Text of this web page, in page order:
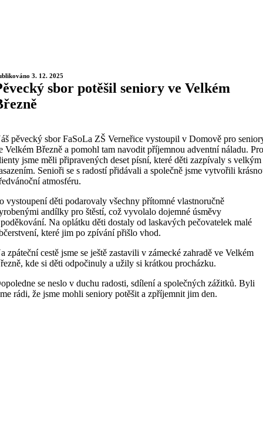
3. 12. 2025
sbor potěšil seniory ve Velkém
pěvecký sbor FaSoLa ZŠ Verneřice vystoupil v Domově pro
Velkém Březně a pomohl tam navodit příjemnou adventní náladu.
jsme měli připravených deset písní, které děti zazpívaly s velkým
Senioři se s radostí přidávali a společně jsme vytvořili
atmosféru.
vystoupení děti podarovaly všechny přítomné vlastnoručně
andílky pro štěstí, což vyvolalo dojemné úsměvy
Na oplátku děti dostaly od laskavých pečovatelek malé
které jim po zpívání přišlo vhod.
zpáteční cestě jsme se ještě zastavili v zámecké zahradě ve Velkém
kde si děti odpočinuly a užily si krátkou procházku.
se neslo v duchu radosti, sdílení a společných zážitků. Byli
rádi, že jsme mohli seniory potěšit a zpříjemnit jim den.